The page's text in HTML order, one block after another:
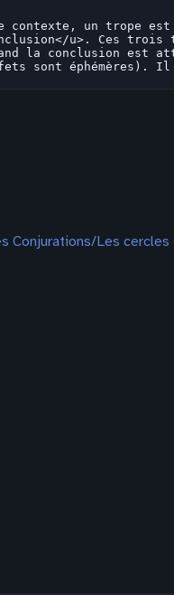
Conjurations/Les